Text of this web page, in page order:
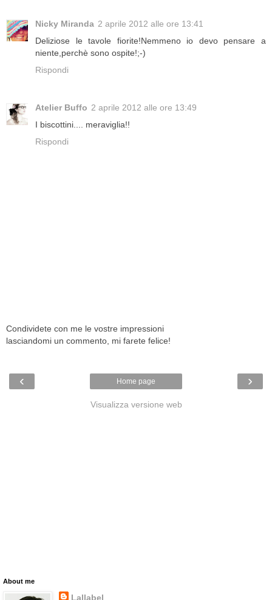
Nicky Miranda 2 aprile 2012 alle ore 13:41
Deliziose le tavole fiorite!Nemmeno io devo pensare a
niente,perchè sono ospite!;-)
Rispondi
Atelier Buffo 2 aprile 2012 alle ore 13:49
I biscottini.... meraviglia!!
Rispondi
Condividete con me le vostre impressioni
lasciandomi un commento, mi farete felice!
‹ ›
Home page
Visualizza versione web
About me
Lallabel